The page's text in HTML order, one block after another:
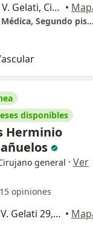
Calle Gobernador Gregorio V. Gelati, Ciudad de México •
Hospital Angeles Mocel, Torre Médica, Segundo piso, Consultorio 210
disponibles
Herminio
general · Ver
15 opiniones
Calle gobernador Gregorio V. Gelati 29, Miguel Hidalgo •